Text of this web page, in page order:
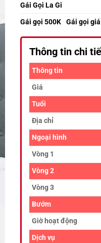
Gái Gọi La Gi
Gái gọi 500K Gái gọi
Thông tin chi
Thông tin
Giá
Tuổi
Địa chỉ
Ngoại hình
Vòng 1
Vòng 2
Vòng 3
Bướm
Giờ hoạt động
Dịch vụ